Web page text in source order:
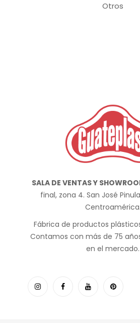
Otros
SALA DE VENTAS Y
final, zona 4. San José
Centroamérica.
Fábrica de productos
Contamos con más de 75
en el mercado.